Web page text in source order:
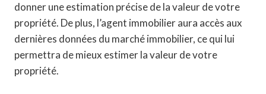
donner une estimation précise de la valeur de votre
propriété. De plus, l’agent immobilier aura accès aux
dernières données du marché immobilier, ce qui lui
permettra de mieux estimer la valeur de votre
propriété.